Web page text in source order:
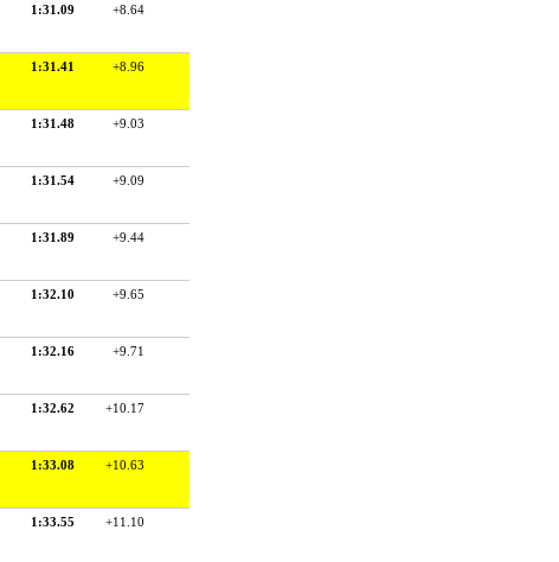
1:31.09 +8.64
1:31.41 +8.96
1:31.48 +9.03
1:31.54 +9.09
1:31.89 +9.44
1:32.10 +9.65
1:32.16 +9.71
1:32.62 +10.17
1:33.08 +10.63
1:33.55 +11.10